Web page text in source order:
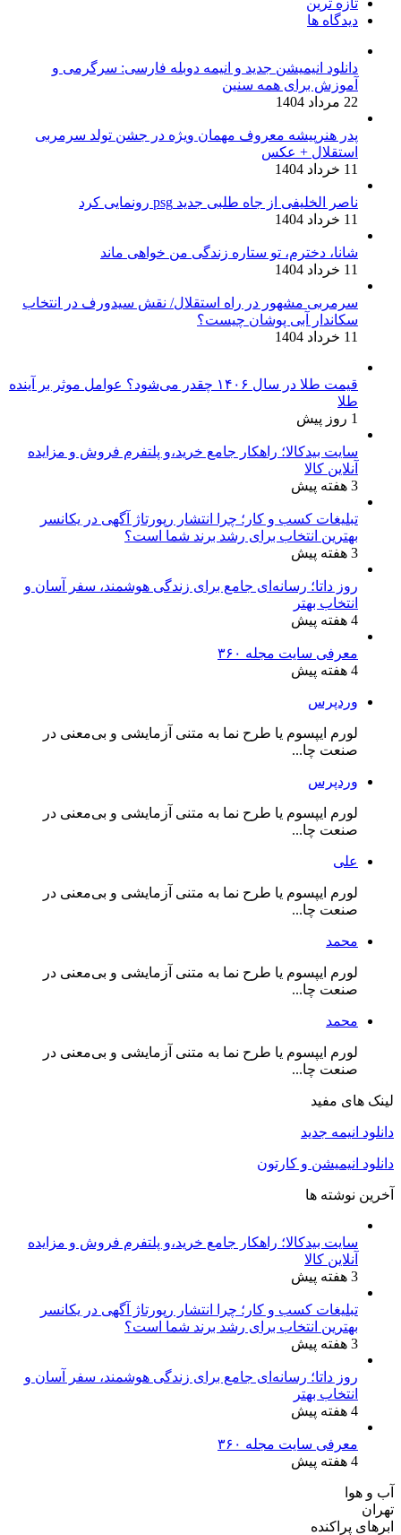
دیدگاه ها
دانلود انیمیشن جدید و انیمه دوبله فارسی: سرگرمی و
آموزش برای همه سنین
22 مرداد 1404
پدر هنرپیشه معروف مهمان ویژه در جشن تولد سرمربی
استقلال + عکس
11 خرداد 1404
ناصر الخلیفی از جاه طلبی جدید psg رونمایی کرد
11 خرداد 1404
شانا، دخترم، تو ستاره زندگی من خواهی ماند
11 خرداد 1404
سرمربی مشهور در راه استقلال/ نقش سیدورف در انتخاب
سکاندار آبی پوشان چیست؟
11 خرداد 1404
قیمت طلا در سال ۱۴۰۶ چقدر می‌شود؟ عوامل موثر بر آینده
طلا
1 روز پیش
سایت بیدکالا؛ راهکار جامع خرید،و پلتفرم فروش و مزایده
آنلاین کالا
3 هفته پیش
تبلیغات کسب و کار؛ چرا انتشار رپورتاژ آگهی در یکانسر
بهترین انتخاب برای رشد برند شما است؟
3 هفته پیش
روز داتا؛ رسانه‌ای جامع برای زندگی هوشمند، سفر آسان و
انتخاب بهتر
4 هفته پیش
معرفی سایت مجله ۳۶۰
4 هفته پیش
وردپرس
لورم ایپسوم یا طرح‌ نما به متنی آزمایشی و بی‌معنی در
صنعت چا...
وردپرس
لورم ایپسوم یا طرح‌ نما به متنی آزمایشی و بی‌معنی در
صنعت چا...
علی
لورم ایپسوم یا طرح‌ نما به متنی آزمایشی و بی‌معنی در
صنعت چا...
محمد
لورم ایپسوم یا طرح‌ نما به متنی آزمایشی و بی‌معنی در
صنعت چا...
محمد
لورم ایپسوم یا طرح‌ نما به متنی آزمایشی و بی‌معنی در
صنعت چا...
لینک های مفید
دانلود انیمه جدید
دانلود انیمیشن و کارتون
آخرین نوشته ها
سایت بیدکالا؛ راهکار جامع خرید،و پلتفرم فروش و مزایده
آنلاین کالا
3 هفته پیش
تبلیغات کسب و کار؛ چرا انتشار رپورتاژ آگهی در یکانسر
بهترین انتخاب برای رشد برند شما است؟
3 هفته پیش
روز داتا؛ رسانه‌ای جامع برای زندگی هوشمند، سفر آسان و
انتخاب بهتر
4 هفته پیش
معرفی سایت مجله ۳۶۰
4 هفته پیش
آب و هوا
تهران
ابرهای پراکنده